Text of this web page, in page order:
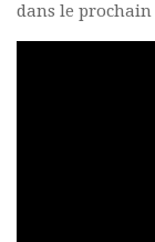
dans le prochain